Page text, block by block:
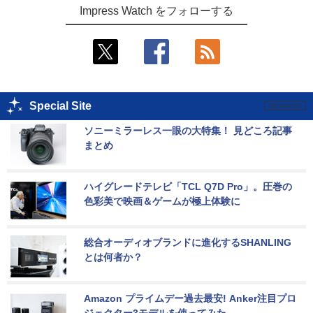
Impress Watch をフォローする
Special Site
ソニーミラーレス一眼の大特集！ 見どころ記事
まとめ
ハイグレードテレビ「TCL Q7D Pro」。圧巻の
色彩美で映画＆ゲームが極上体験に
総合オーディオブランドに進化するSHANLING
とは何者か？
Amazon プライムデー過去最安! Anker注目プロ